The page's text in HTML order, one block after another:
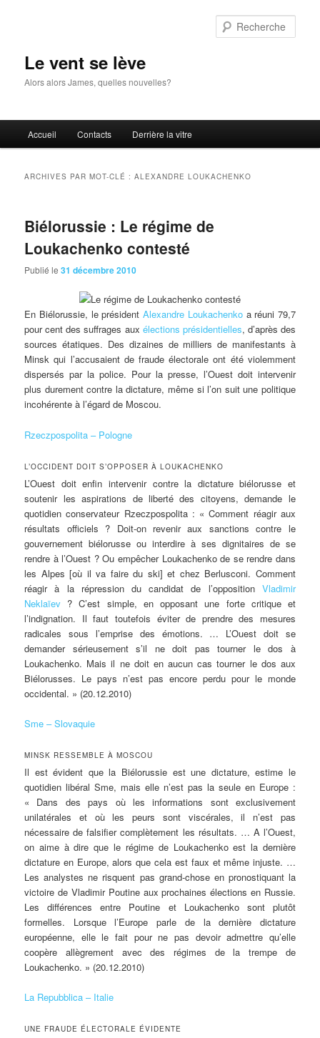
Le vent se lève
Alors alors James, quelles nouvelles?
principal
Accueil Contacts Derrière la vitre
ARCHIVES PAR MOT-CLÉ :ALEXANDRE LOUKACHENKO
Biélorussie : Le régime de
Loukachenko contesté
Publié le31 décembre 2010
En Biélorussie, le présidentAlexandre Loukachenkoa réuni 79,7
pour cent des suffrages aux élections présidentielles, d’après des
sources étatiques. Des dizaines de milliers de manifestants à
Minsk qui l’accusaient de fraude électorale ont été violemment
dispersés par la police. Pour la presse, l’Ouest doit intervenir
plus durement contre la dictature, même si l’on suit une politique
incohérente à l’égard de Moscou.
Rzeczpospolita – Pologne
L’OCCIDENT DOIT S’OPPOSER À LOUKACHENKO
L’Ouest doit enfin intervenir contre la dictature biélorusse et
soutenir les aspirations de liberté des citoyens, demande le
quotidien conservateur Rzeczpospolita : « Comment réagir aux
résultats officiels ? Doit-on revenir aux sanctions contre le
gouvernement biélorusse ou interdire à ses dignitaires de se
rendre à l’Ouest ? Ou empêcher Loukachenko de se rendre dans
les Alpes [où il va faire du ski] et chez Berlusconi. Comment
réagir à la répression du candidat de l’opposition Vladimir
Neklaïev ? C’est simple, en opposant une forte critique et
l’indignation. Il faut toutefois éviter de prendre des mesures
radicales sous l’emprise des émotions. … L’Ouest doit se
demander sérieusement s’il ne doit pas tourner le dos à
Loukachenko. Mais il ne doit en aucun cas tourner le dos aux
Biélorusses. Le pays n’est pas encore perdu pour le monde
occidental. » (20.12.2010)
Sme – Slovaquie
MINSK RESSEMBLE À MOSCOU
Il est évident que la Biélorussie est une dictature, estime le
quotidien libéral Sme, mais elle n’est pas la seule en Europe :
« Dans des pays où les informations sont exclusivement
unilatérales et où les peurs sont viscérales, il n’est pas
nécessaire de falsifier complètement les résultats. … A l’Ouest,
on aime à dire que le régime de Loukachenko est la dernière
dictature en Europe, alors que cela est faux et même injuste. …
Les analystes ne risquent pas grand-chose en pronostiquant la
victoire de Vladimir Poutine aux prochaines élections en Russie.
Les différences entre Poutine et Loukachenko sont plutôt
formelles. Lorsque l’Europe parle de la dernière dictature
européenne, elle le fait pour ne pas devoir admettre qu’elle
coopère allègrement avec des régimes de la trempe de
Loukachenko. » (20.12.2010)
La Repubblica – Italie
UNE FRAUDE ÉLECTORALE ÉVIDENTE